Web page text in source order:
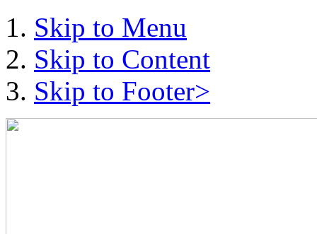
Skip to Menu
Skip to Content
Skip to Footer>